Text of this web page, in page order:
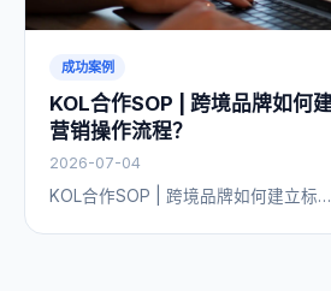
成功案例
KOL合作SOP | 跨境品牌如何
营销操作流程？
2026-07-04
KOL合作SOP | 跨境品牌如何建立标…